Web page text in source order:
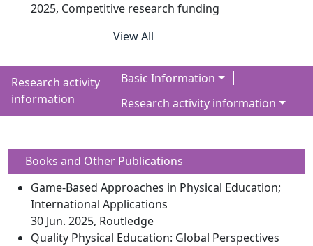
2025, Competitive research funding
View All
Research activity
information
Basic Information
Research activity information
Books and Other Publications
Game-Based Approaches in Physical Education;
International Applications
30 Jun. 2025, Routledge
Quality Physical Education: Global Perspectives